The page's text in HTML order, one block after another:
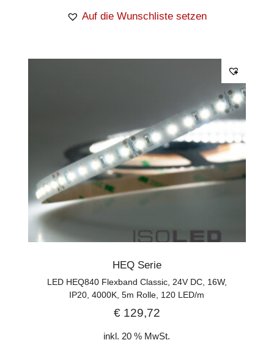
Auf die Wunschliste setzen
HEQ Serie
LED HEQ840 Flexband Classic, 24V DC, 16W,
IP20, 4000K, 5m Rolle, 120 LED/m
€129,72
inkl. 20 % MwSt.